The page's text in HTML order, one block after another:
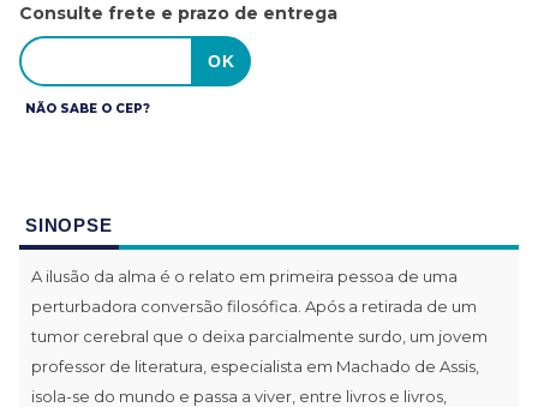
Consulte frete e prazo de entrega
NÃO SABE O CEP?
SINOPSE
A ilusão da alma é o relato em primeira pessoa de uma
perturbadora conversão filosófica. Após a retirada de um
tumor cerebral que o deixa parcialmente surdo, um jovem
professor de literatura, especialista em Machado de Assis,
isola-se do mundo e passa a viver, entre livros e livros,